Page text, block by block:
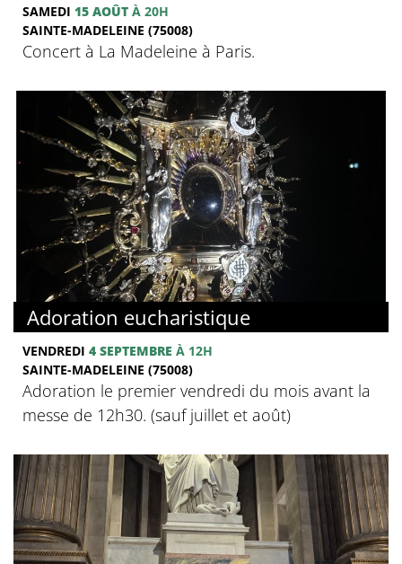
SAMEDI 15 AOÛT À 20H
SAINTE-MADELEINE (75008)
Concert à La Madeleine à Paris.
Adoration eucharistique
VENDREDI 4 SEPTEMBRE À 12H
SAINTE-MADELEINE (75008)
Adoration le premier vendredi du mois avant la
messe de 12h30. (sauf juillet et août)